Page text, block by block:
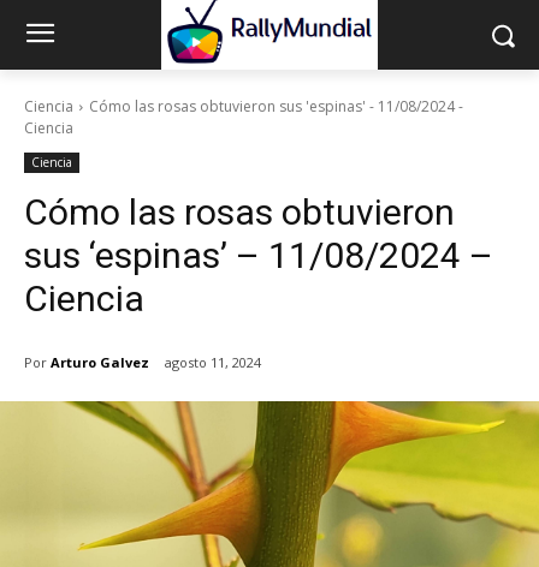
Ciencia
Cómo las rosas obtuvieron sus 'espinas' - 11/08/2024 -
Ciencia
Ciencia
Cómo las rosas obtuvieron
sus ‘espinas’ – 11/08/2024 –
Ciencia
Por Arturo Galvez agosto 11, 2024